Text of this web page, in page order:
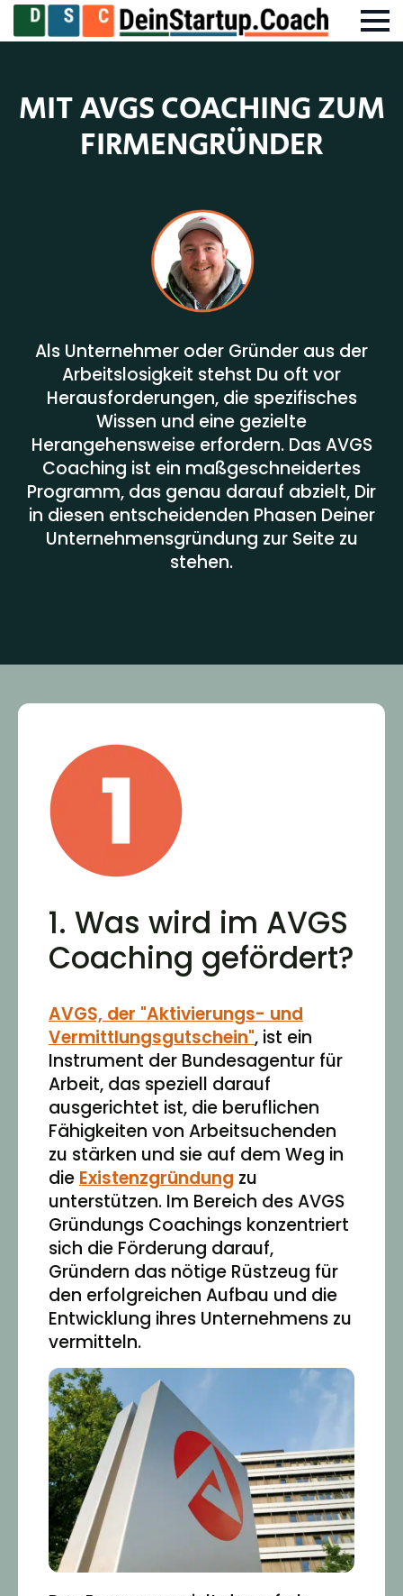
MITAVGSCOACHINGZUM
FIRMENGRÜNDER
Als Unternehmer oder Gründer aus der
Arbeitslosigkeit stehst Du oft vor
Herausforderungen, die spezifisches
Wissen und eine gezielte
Herangehensweise erfordern. Das AVGS
Coaching ist ein maßgeschneidertes
Programm, das genau darauf abzielt, Dir
in diesen entscheidenden Phasen Deiner
Unternehmensgründung zur Seite zu
stehen.
1. Was wird im AVGS
Coaching gefördert?
AVGS, der "Aktivierungs- und
Vermittlungsgutschein", ist ein
Instrument der Bundesagentur für
Arbeit, das speziell darauf
ausgerichtet ist, die beruflichen
Fähigkeiten von Arbeitsuchenden
zu stärken und sie auf dem Weg in
die Existenzgründung zu
unterstützen. Im Bereich des AVGS
Gründungs Coachings konzentriert
sich die Förderung darauf,
Gründern das nötige Rüstzeug für
den erfolgreichen Aufbau und die
Entwicklung ihres Unternehmens zu
vermitteln.